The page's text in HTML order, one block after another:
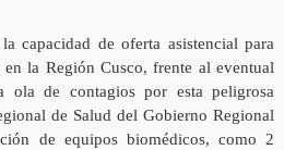
capacidad de oferta asistencial para
en la Región Cusco, frente al eventual
ola de contagios por esta peligrosa
de Salud del Gobierno Regional
de equipos biomédicos, como 2